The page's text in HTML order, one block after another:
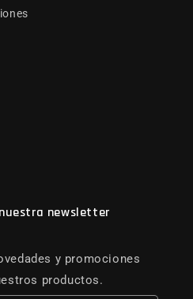
newsletter
y promociones
productos.